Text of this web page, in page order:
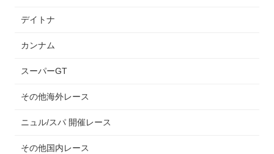
デイトナ
カンナム
スーパーGT
その他海外レース
ニュル/スパ 開催レース
その他国内レース